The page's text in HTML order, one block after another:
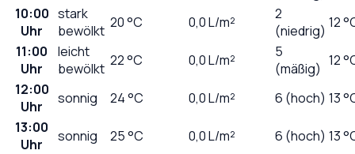
10:00
Uhr
stark
bewölkt 20°C 0,0L/m²
2
(niedrig) 12
11:00
Uhr
leicht
bewölkt 22°C 0,0L/m²
5
(mäßig) 12
12:00
Uhr
sonnig 24°C 0,0L/m² 6 (hoch) 13
13:00
Uhr
sonnig 25°C 0,0L/m² 6 (hoch) 13